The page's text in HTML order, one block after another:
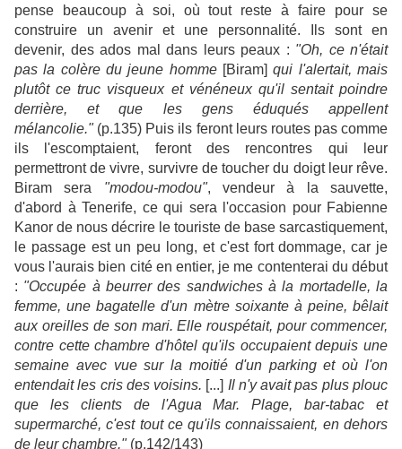
pense beaucoup à soi, où tout reste à faire pour se
construire un avenir et une personnalité. Ils sont en
devenir, des ados mal dans leurs peaux : "Oh, ce n'était
pas la colère du jeune homme[Biram]qui l'alertait, mais
plutôt ce truc visqueux et vénéneux qu'il sentait poindre
derrière, et que les gens éduqués appellent
mélancolie."(p.135) Puis ils feront leurs routes pas comme
ils l'escomptaient, feront des rencontres qui leur
permettront de vivre, survivre de toucher du doigt leur rêve.
Biram sera "modou-modou", vendeur à la sauvette,
d'abord à Tenerife, ce qui sera l'occasion pour Fabienne
Kanor de nous décrire le touriste de base sarcastiquement,
le passage est un peu long, et c'est fort dommage, car je
vous l'aurais bien cité en entier, je me contenterai du début
: "Occupée à beurrer des sandwiches à la mortadelle, la
femme, une bagatelle d'un mètre soixante à peine, bêlait
aux oreilles de son mari. Elle rouspétait, pour commencer,
contre cette chambre d'hôtel qu'ils occupaient depuis une
semaine avec vue sur la moitié d'un parking et où l'on
entendait les cris des voisins. [...] Il n'y avait pas plus plouc
que les clients de l'Agua Mar. Plage, bar-tabac et
supermarché, c'est tout ce qu'ils connaissaient, en dehors
de leur chambre."(p.142/143)